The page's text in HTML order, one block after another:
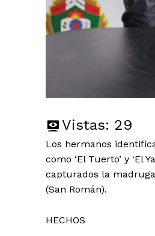
Vistas: 29
Los hermanos
como ‘El Tuerto’ y ‘El
capturados la
(San Román).
HECHOS